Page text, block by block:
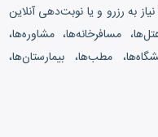
به رزرو و یا نوبت‌دهی آنلاین
مسافرخانه‌ها، مشاوره‌ها،
مطب‌ها، بیمارستان‌ها،